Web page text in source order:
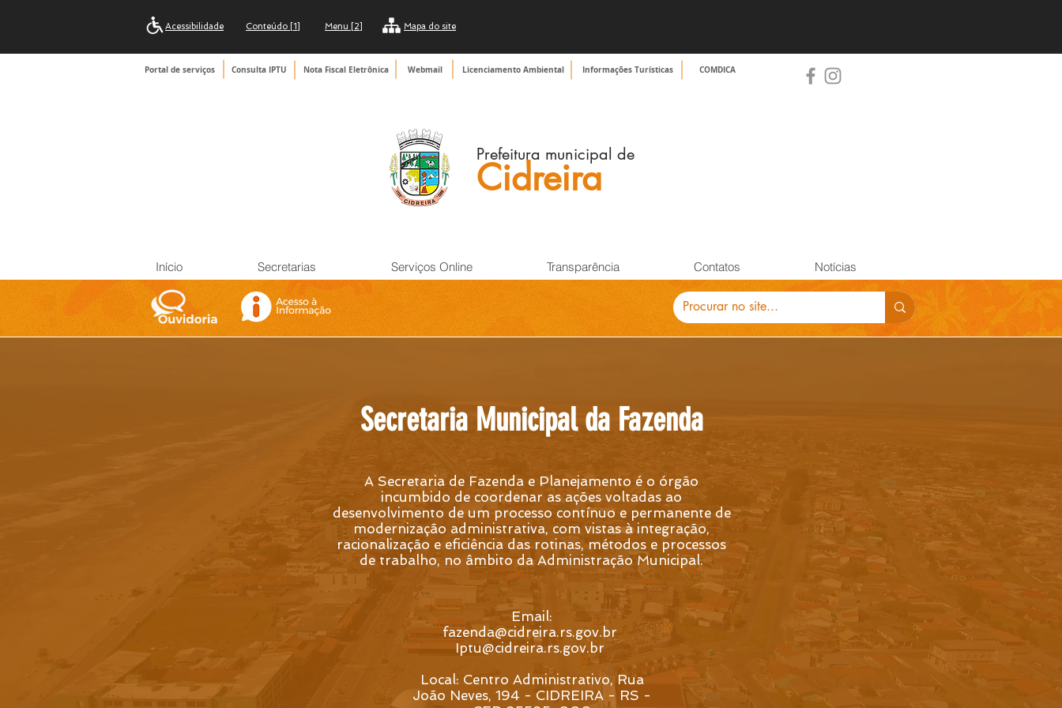
Acessibilidade Conteúdo [1] Menu [2] Mapa do site
Portal de serviços Consulta IPTU Nota Fiscal Eletrônica Webmail Licenciamento Ambiental Informações Turísticas COMDICA
Prefeitura municipal de
Cidreira
Início Secretarias Serviços Online Transparência Contatos Notícias
Secretaria Municipal da Fazenda
A Secretaria de Fazenda e Planejamento é o órgão
incumbido de coordenar as ações voltadas ao
desenvolvimento de um processo contínuo e permanente de
modernização administrativa, com vistas à integração,
racionalização e eficiência das rotinas, métodos e processos
de trabalho, no âmbito da Administração Municipal.
Email:
fazenda@cidreira.rs.gov.br
Iptu@cidreira.rs.gov.br
Local: Centro Administrativo, Rua
João Neves, 194 - CIDREIRA - RS -